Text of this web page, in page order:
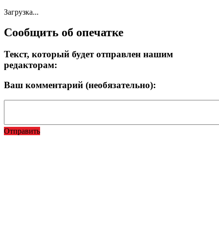
Загрузка...
Сообщить об опечатке
Текст, который будет отправлен нашим
редакторам:
Ваш комментарий (необязательно):
Отправить